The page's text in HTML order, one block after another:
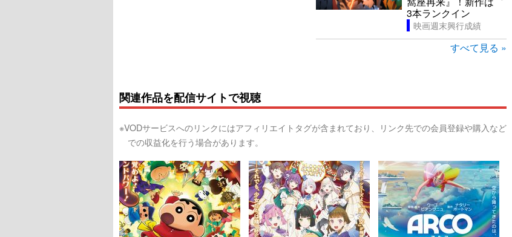
3本ランクイン
映画週末興行成績
すべて見る »
関連作品を配信サイトで視聴
※VODサービスへのリンクにはアフィリエイトタグが含まれており、リンク先での会員登録や購入など
での収益化を行う場合があります。